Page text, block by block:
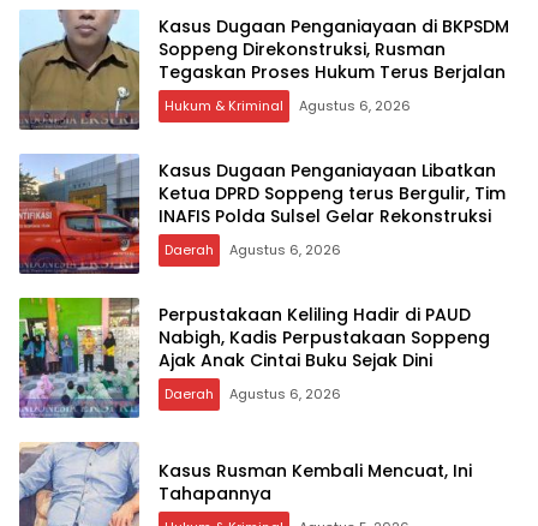
Kasus Dugaan Penganiayaan di BKPSDM
Soppeng Direkonstruksi, Rusman
Tegaskan Proses Hukum Terus Berjalan
Hukum & Kriminal Agustus 6, 2026
Kasus Dugaan Penganiayaan Libatkan
Ketua DPRD Soppeng terus Bergulir, Tim
INAFIS Polda Sulsel Gelar Rekonstruksi
Daerah Agustus 6, 2026
Perpustakaan Keliling Hadir di PAUD
Nabigh, Kadis Perpustakaan Soppeng
Ajak Anak Cintai Buku Sejak Dini
Daerah Agustus 6, 2026
Kasus Rusman Kembali Mencuat, Ini
Tahapannya